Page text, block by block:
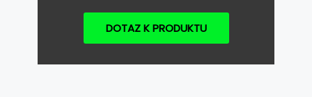
DOTAZ K PRODUKTU